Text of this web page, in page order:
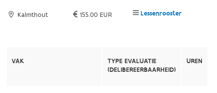
Kalmthout 155.00 EUR Lessenrooster
VAK
TYPE EVALUATIE
(DELIBEREERBAARHEID)
UREN